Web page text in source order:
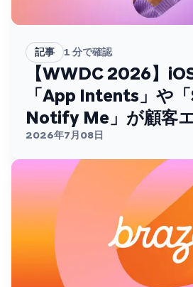
記事 1 分で確認
【WWDC 2026】
「App Intents」や
Notify Me」が顧客
ントを変える
2026年7月08日